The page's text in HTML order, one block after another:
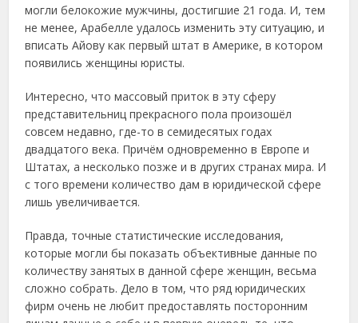
могли белокожие мужчины, достигшие 21 года. И, тем
не менее, Арабелле удалось изменить эту ситуацию, и
вписать Айову как первый штат в Америке, в котором
появились женщины юристы.
Интересно, что массовый приток в эту сферу
представительниц прекрасного пола произошёл
совсем недавно, где-то в семидесятых годах
двадцатого века. Причём одновременно в Европе и
Штатах, а несколько позже и в других странах мира. И
с того времени количество дам в юридической сфере
лишь увеличивается.
Правда, точные статистические исследования,
которые могли бы показать объективные данные по
количеству занятых в данной сфере женщин, весьма
сложно собрать. Дело в том, что ряд юридических
фирм очень не любит предоставлять посторонним